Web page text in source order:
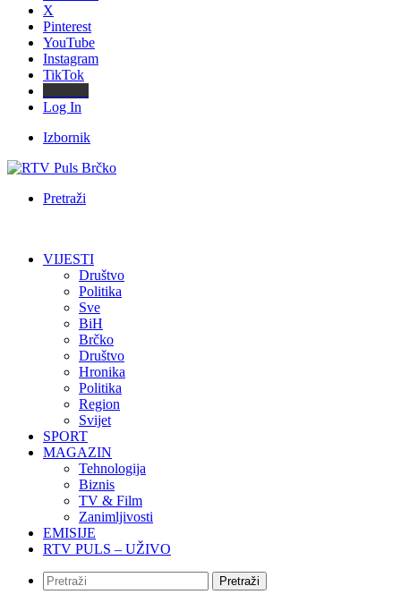
X
Pinterest
YouTube
Instagram
TikTok
Log In
Izbornik
Pretraži
VIJESTI
Društvo
Politika
Sve
BiH
Brčko
Društvo
Hronika
Politika
Region
Svijet
SPORT
MAGAZIN
Tehnologija
Biznis
TV & Film
Zanimljivosti
EMISIJE
RTV PULS – UŽIVO
Pretraži